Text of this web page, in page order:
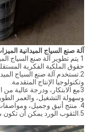
آلة صنع السياج الميدانية
1 يتم تطوير آلة صنع السياج
حقوق الملكية الفكرية
2.تستخدم آلة صنع السياج
وتكنولوجيا الإنتاج المتقدمة.
3مع الابتكار، ودرجة عالية من
وسهولة التشغيل، والعمر
4. منتج أنيق وجميل، ومواصفات متنوعة
5.الثقوب الورد يمكن أن تكون مقرمشة ولا مقرمشة.